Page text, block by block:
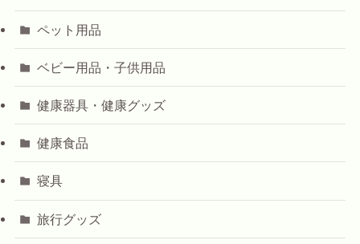
ペット用品
ベビー用品・子供用品
健康器具・健康グッズ
健康食品
寝具
旅行グッズ